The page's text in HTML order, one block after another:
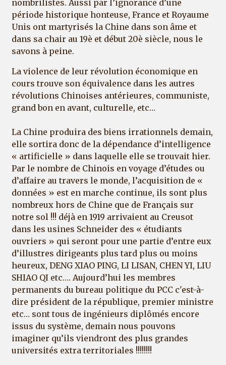
nombrilistes. Aussi par l’ignorance d’une
période historique honteuse, France et Royaume
Unis ont martyrisés la Chine dans son âme et
dans sa chair au 19è et début 20è siècle, nous le
savons à peine.
La violence de leur révolution économique en
cours trouve son équivalence dans les autres
révolutions Chinoises antérieures, communiste,
grand bon en avant, culturelle, etc…
La Chine produira des biens irrationnels demain,
elle sortira donc de la dépendance d’intelligence
« artificielle » dans laquelle elle se trouvait hier.
Par le nombre de Chinois en voyage d’études ou
d’affaire au travers le monde, l’acquisition de «
données » est en marche continue, ils sont plus
nombreux hors de Chine que de Français sur
notre sol !!! déjà en 1919 arrivaient au Creusot
dans les usines Schneider des « étudiants
ouvriers » qui seront pour une partie d’entre eux
d’illustres dirigeants plus tard plus ou moins
heureux, DENG XIAO PING, LI LISAN, CHEN YI, LIU
SHIAO QI etc…. Aujourd’hui les membres
permanents du bureau politique du PCC c'est-à-
dire président de la république, premier ministre
etc… sont tous de ingénieurs diplômés encore
issus du système, demain nous pouvons
imaginer qu’ils viendront des plus grandes
universités extra territoriales !!!!!!!!